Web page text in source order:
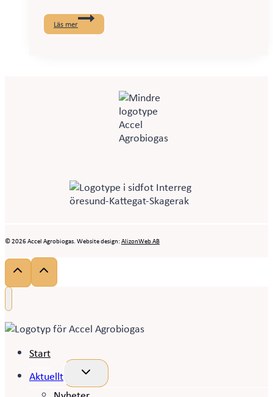
Läs mer
Stort
intresse
vid
© 2026 Accel Agrobiogas. Website design: AlizonWeb AB
Start
Aktuellt
Toggle
menu